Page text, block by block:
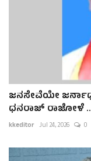
ಜನಸೇವೆಯೇ
ಧನರಾಜ್ ರಾಜೋಳೆ
kkeditor Jul 24, 2026 0